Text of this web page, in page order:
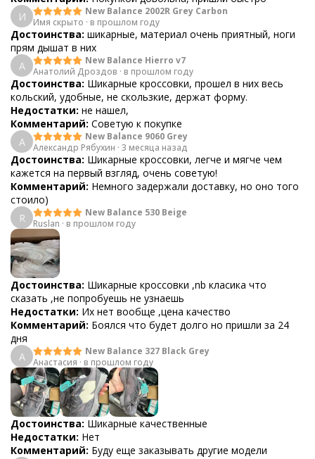
И
New Balance 2002R Grey Carbon
Имя скрыто · в прошлом году
Достоинства: шикарные, материал очень приятный, ноги
прям дышат в них
А
New Balance Hierro v7
Анатолий Дроздов · в прошлом году
Достоинства: Шикарные кроссовки, прошел в них весь
кольский, удобные, не скользкие, держат форму.
Недостатки: не нашел,
Комментарий: Советую к покупке
А
New Balance 9060 Grey
Александр Рябухин · 3 месяца назад
Достоинства: Шикарные кроссовки, легче и мягче чем
кажется на первый взгляд, очень советую!
Комментарий: Немного задержали доставку, но оно того
стоило)
R
New Balance 530 Beige
Ruslan · в прошлом году
Достоинства: Шикарные кроссовки ,nb класика что
сказать ,не попробуешь не узнаешь
Недостатки: Их нет вообще ,цена качество
Комментарий: Боялся что будет долго но пришли за 24
дня
А
New Balance 327 Black Grey
Анастасия · в прошлом году
Достоинства: Шикарные качественные
Недостатки: Нет
Комментарий: Буду еще заказывать другие модели